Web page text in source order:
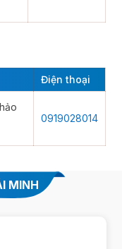
Điện thoại
0919028014
MINH